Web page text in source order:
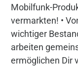
Mobilfunk-
vermarkten! •
wichtiger
arbeiten
ermöglichen Dir